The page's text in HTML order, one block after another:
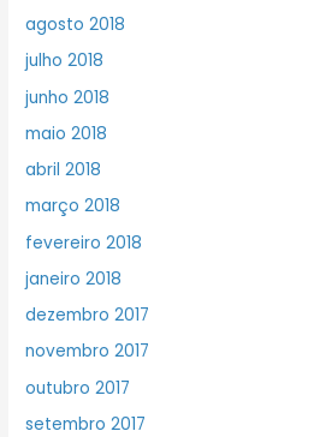
agosto 2018
julho 2018
junho 2018
maio 2018
abril 2018
março 2018
fevereiro 2018
janeiro 2018
dezembro 2017
novembro 2017
outubro 2017
setembro 2017